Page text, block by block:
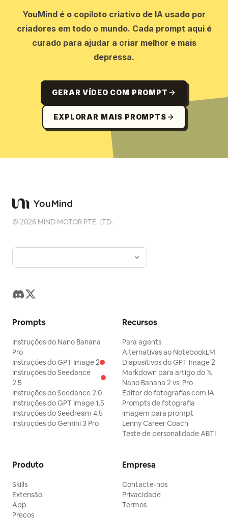
YouMind é o copiloto criativo de IA usado por
criadores em todo o mundo. Cada prompt aqui é
curado para ajudar a criar melhor e mais
depressa.
GERAR VÍDEO COM PROMPT
EXPLORAR MAIS PROMPTS
©2026 MIND MOTOR PTE. LTD.
Prompts
Instruções do Nano Banana
Pro
Instruções do GPT Image 2
Instruções do Seedance
2.5
Instruções do Seedance 2.0
Instruções do GPT Image 1.5
Instruções do Seedream 4.5
Instruções do Gemini 3 Pro
Recursos
Para agents
Alternativas ao NotebookLM
Diapositivos do GPT Image 2
Markdown para artigo do 𝕏
Nano Banana 2 vs. Pro
Editor de fotografias com IA
Prompts de fotografia
Imagem para prompt
Lenny Career Coach
Teste de personalidade ABTI
Produto
Skills
Extensão
App
Preços
Empresa
Contacte-nos
Privacidade
Termos